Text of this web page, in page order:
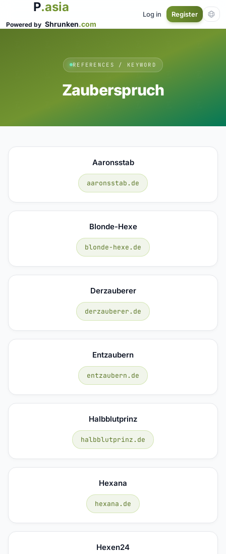
P.asia
Powered by Shrunken.com
Log in Register
REFERENCES / KEYWORD
Zauberspruch
Aaronsstab
aaronsstab.de
Blonde-Hexe
blonde-hexe.de
Derzauberer
derzauberer.de
Entzaubern
entzaubern.de
Halbblutprinz
halbblutprinz.de
Hexana
hexana.de
Hexen24